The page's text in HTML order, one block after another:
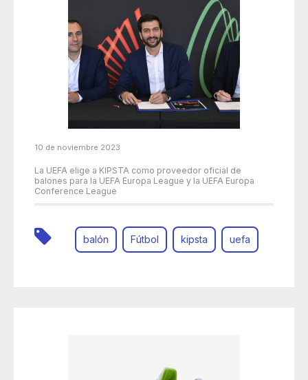
10 de noviembre 2023
La UEFA elige a KIPSTA como proveedor oficial de
balones para la UEFA Europa League y la UEFA Europa
Conference League
balón Fútbol kipsta uefa